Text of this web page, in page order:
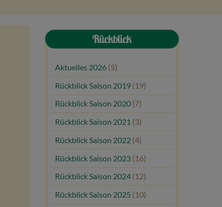
Rückblick
Aktuelles 2026 (5)
Rückblick Saison 2019 (19)
Rückblick Saison 2020 (7)
Rückblick Saison 2021 (3)
Rückblick Saison 2022 (4)
Rückblick Saison 2023 (16)
Rückblick Saison 2024 (12)
Rückblick Saison 2025 (10)